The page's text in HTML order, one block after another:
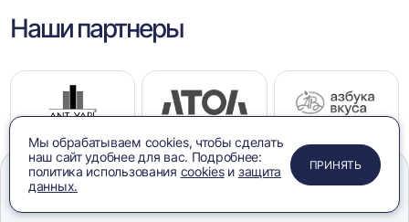
Наши партнеры
ПРИМЕНИТЬ
ЗАКРЫТЬ
ЗАКРЫТЬ
ЗАКРЫТЬ
Мы обрабатываем cookies, чтобы сделать
наш сайт удобнее для вас. Подробнее:
политика использования cookiesи защита
данных.
ПРИНЯТЬ